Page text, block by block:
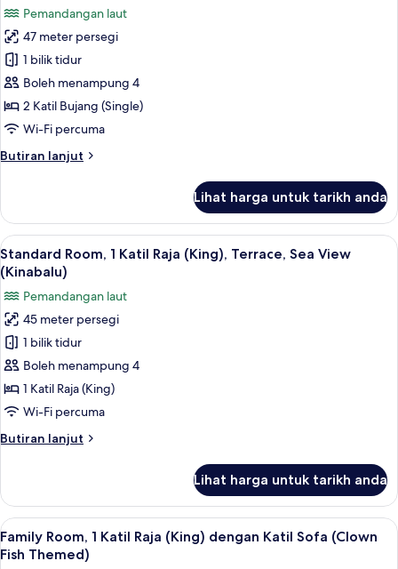
Raja
(King),
Terrace,
Sea
View
foto
untuk
Tanjung
Sea
View,
Standard
Room,
Pemandangan laut
47 meter persegi
1 bilik tidur
Boleh menampung 4
2 Katil Bujang (Single)
Wi-Fi percuma
Butiran lanjut
Butiran
Sea
View,
Standard
Twin
Room,
Terrace
Lihat harga untuk tarikh anda
Lihat
semua
foto
untuk
Standard
Room,
1
Katil
Raja
Terrace,
(Kinabalu)
Standard Room, 1 Katil Raja (King),
10
Standard Room, 1 Katil Raja (King), Terrace, Sea View
(Kinabalu)
Pemandangan laut
45 meter persegi
1 bilik tidur
Boleh menampung 4
1 Katil Raja (King)
Wi-Fi percuma
Butiran lanjut
Butiran
Room,
Katil
Raja
Lihat harga untuk tarikh anda
Lihat
semua
Family Room, 1 Katil Raja (King)
13
Family Room, 1 Katil Raja (King) dengan Katil Sofa (Clown
Fish Themed)